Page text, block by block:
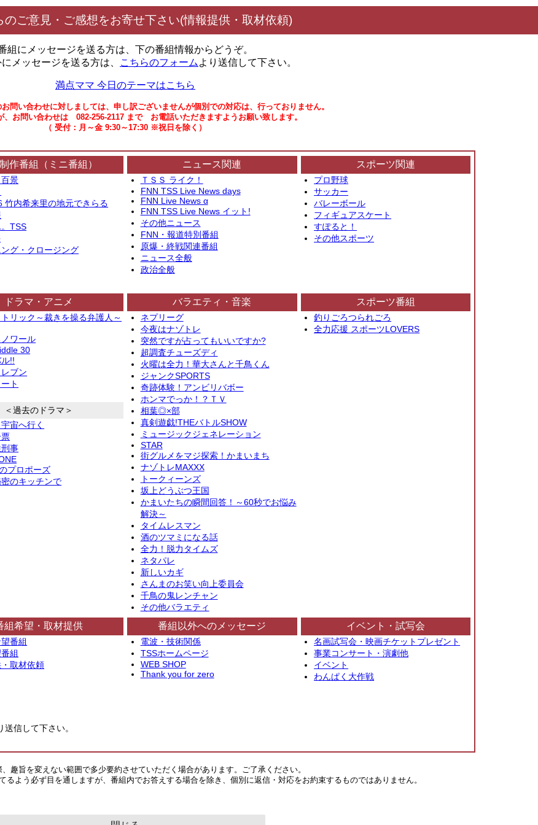
のご意見・ご感想をお寄せ下さい(情報提供・取材依頼)
組にメッセージを送る方は、下の番組情報からどうぞ。
メッセージを送る方は、
こちらのフォーム より送信して下さい。
満点ママ 今日のテーマはこちら
問い合わせに対しましては、申し訳ございませんが個別での対応は、行っておりません。
、お問い合わせは 082-256-2117 まで お電話いただきますようお願い致します。
（ 受付：月～金 9:30～17:30 ※祝日を除く）
作番組（ミニ番組）
景
竹内希来里の地元できらる
TSS
グ・クロージング
ニュース関連
ＴＳＳ ライク！
FNN TSS Live News days
FNN Live News α
FNN TSS Live News イット!
その他ニュース
FNN・報道特別番組
原爆・終戦関連番組
ニュース全般
政治全般
スポーツ関連
プロ野球
サッカー
バレーボール
フィギュアスケート
すぽると！
その他スポーツ
ドラマ・アニメ
リック～裁きを操る弁護人～
ワール
30
!!
ブン
ト
＜過去のドラマ＞
宙へ行く
事
プロポーズ
のキッチンで
バラエティ・音楽
ネプリーグ
今夜はナゾトレ
突然ですが占ってもいいですか?
超調査チューズディ
火曜は全力！華大さんと千鳥くん
ジャンクSPORTS
奇跡体験！アンビリバボー
ホンマでっか！？ＴＶ
相葉◎×部
真剣遊戯!THEバトルSHOW
ミュージックジェネレーション
STAR
街グルメをマジ探索！かまいまち
ナゾトレMAXXX
トークィーンズ
坂上どうぶつ王国
かまいたちの瞬間回答！～60秒でお悩み
解決～
タイムレスマン
酒のツマミになる話
全力！脱力タイムズ
ネタパレ
新しいカギ
さんまのお笑い向上委員会
千鳥の鬼レンチャン
その他バラエティ
スポーツ番組
釣りごろつられごろ
全力応援 スポーツLOVERS
組希望・取材提供
番組
組
取材依頼
番組以外へのメッセージ
電波・技術関係
TSSホームページ
WEB SHOP
Thank you for zero
イベント・試写会
名画試写会・映画チケットプレゼント
事業コンサート・演劇他
イベント
わんぱく大作戦
送信して下さい。
趣旨を変えない範囲で多少要約させていただく場合があります。ご了承ください。
るよう必ず目を通しますが、番組内でお答えする場合を除き、個別に返信・対応をお約束するものではありません。